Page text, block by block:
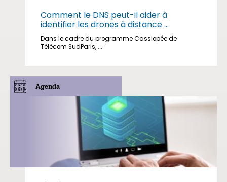
Comment le DNS peut-il aider à
identifier les drones à distance ...
Dans le cadre du programme Cassiopée de
Télécom SudParis, ...
Agenda